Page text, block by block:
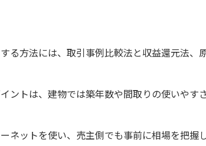
る方法には、取引事例比較法と収益還元法、
ントは、建物では築年数や間取りの使いやす
ネットを使い、売主側でも事前に相場を把握